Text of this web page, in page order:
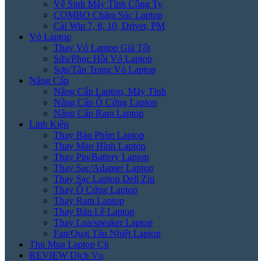
Vệ Sinh Máy Tính Công Ty
COMBO Chăm Sóc Laptop
Cài Win 7, 8, 10, Driver, PM
Vỏ Laptop
Thay Vỏ Laptop Giá Tốt
Sửa/Phục Hồi Vỏ Laptop
Sơn/Tân Trang Vỏ Laptop
Nâng Cấp
Nâng Cấp Laptop, Máy Tính
Nâng Cấp Ổ Cứng Laptop
Nâng Cấp Ram Laptop
Linh Kiện
Thay Bàn Phím Laptop
Thay Màn Hình Laptop
Thay Pin/Battery Laptop
Thay Sạc/Adapter Laptop
Thay Sạc Laptop Dell Zin
Thay Ổ Cứng Laptop
Thay Ram Laptop
Thay Bản Lề Laptop
Thay Loa/speaker Laptop
Fan/Quạt Tản Nhiệt Laptop
Thu Mua Laptop Cũ
REVIEW Dịch Vụ